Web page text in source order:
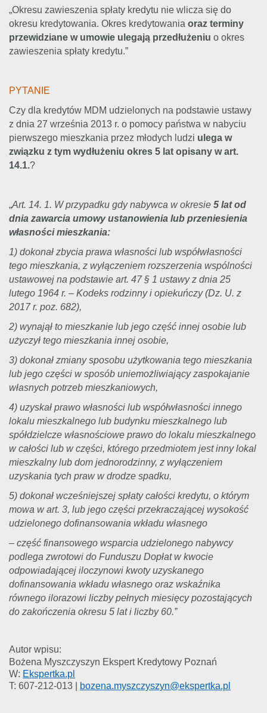
„Okresu zawieszenia spłaty kredytu nie wlicza się do
okresu kredytowania. Okres kredytowania oraz terminy
przewidziane w umowie ulegają przedłużeniu o okres
zawieszenia spłaty kredytu.”
PYTANIE
Czy dla kredytów MDM udzielonych na podstawie ustawy
z dnia 27 września 2013 r. o pomocy państwa w nabyciu
pierwszego mieszkania przez młodych ludzi ulega w
związku z tym wydłużeniu okres 5 lat opisany w art.
14.1.?
„Art. 14. 1. W przypadku gdy nabywca w okresie 5 lat od
dnia zawarcia umowy ustanowienia lub przeniesienia
własności mieszkania:
1) dokonał zbycia prawa własności lub współwłasności
tego mieszkania, z wyłączeniem rozszerzenia wspólności
ustawowej na podstawie art. 47 § 1 ustawy z dnia 25
lutego 1964 r. – Kodeks rodzinny i opiekuńczy (Dz. U. z
2017 r. poz. 682),
2) wynajął to mieszkanie lub jego część innej osobie lub
użyczył tego mieszkania innej osobie,
3) dokonał zmiany sposobu użytkowania tego mieszkania
lub jego części w sposób uniemożliwiający zaspokajanie
własnych potrzeb mieszkaniowych,
4) uzyskał prawo własności lub współwłasności innego
lokalu mieszkalnego lub budynku mieszkalnego lub
spółdzielcze własnościowe prawo do lokalu mieszkalnego
w całości lub w części, którego przedmiotem jest inny lokal
mieszkalny lub dom jednorodzinny, z wyłączeniem
uzyskania tych praw w drodze spadku,
5) dokonał wcześniejszej spłaty całości kredytu, o którym
mowa w art. 3, lub jego części przekraczającej wysokość
udzielonego dofinansowania wkładu własnego
– część finansowego wsparcia udzielonego nabywcy
podlega zwrotowi do Funduszu Dopłat w kwocie
odpowiadającej iloczynowi kwoty uzyskanego
dofinansowania wkładu własnego oraz wskaźnika
równego ilorazowi liczby pełnych miesięcy pozostających
do zakończenia okresu 5 lat i liczby 60.”
Autor wpisu:
Bożena Myszczyszyn Ekspert Kredytowy Poznań
W: Ekspertka.pl
T: 607-212-013 |
bozena.myszczyszyn@ekspertka.pl